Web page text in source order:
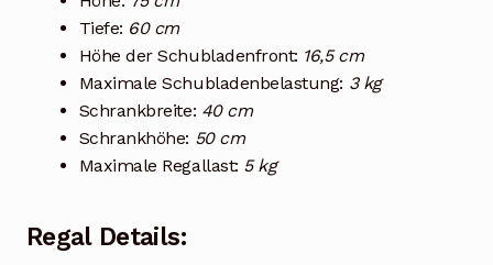
Tiefe: 60 cm
Höhe der Schubladenfront: 16,5 cm
Maximale Schubladenbelastung: 3 kg
Schrankbreite: 40 cm
Schrankhöhe: 50 cm
Maximale Regallast: 5 kg
Regal Details: